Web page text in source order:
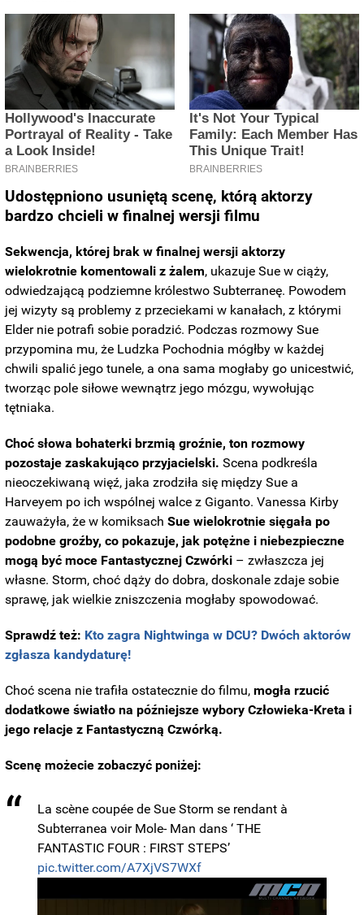
Udostępniono usuniętą scenę, którą aktorzy
bardzo chcieli w finalnej wersji filmu
Sekwencja, której brak w finalnej wersji aktorzy
wielokrotnie komentowali z żalem, ukazuje Sue w ciąży,
odwiedzającą podziemne królestwo Subterraneę. Powodem
jej wizyty są problemy z przeciekami w kanałach, z którymi
Elder nie potrafi sobie poradzić. Podczas rozmowy Sue
przypomina mu, że Ludzka Pochodnia mógłby w każdej
chwili spalić jego tunele, a ona sama mogłaby go unicestwić,
tworząc pole siłowe wewnątrz jego mózgu, wywołując
tętniaka.
Choć słowa bohaterki brzmią groźnie, ton rozmowy
pozostaje zaskakująco przyjacielski. Scena podkreśla
nieoczekiwaną więź, jaka zrodziła się między Sue a
Harveyem po ich wspólnej walce z Giganto. Vanessa Kirby
zauważyła, że w komiksachSue wielokrotnie sięgała po
podobne groźby, co pokazuje, jak potężne i niebezpieczne
mogą być moce Fantastycznej Czwórki – zwłaszcza jej
własne. Storm, choć dąży do dobra, doskonale zdaje sobie
sprawę, jak wielkie zniszczenia mogłaby spowodować.
Sprawdź też: Kto zagra Nightwinga w DCU? Dwóch aktorów
zgłasza kandydaturę!
Choć scena nie trafiła ostatecznie do filmu,mogła rzucić
dodatkowe światło na późniejsze wybory Człowieka-Kreta i
jego relacje z Fantastyczną Czwórką.
Scenę możecie zobaczyć poniżej:
La scène coupée de Sue Storm se rendant à
Subterranea voir Mole- Man dans ‘ THE
FANTASTIC FOUR : FIRST STEPS’
pic.twitter.com/A7XjVS7WXf